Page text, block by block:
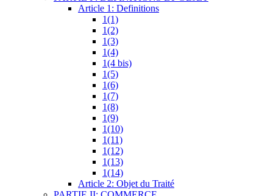
Article 1: Definitions
1(1)
1(2)
1(3)
1(4)
1(4 bis)
1(5)
1(6)
1(7)
1(8)
1(9)
1(10)
1(11)
1(12)
1(13)
1(14)
Article 2: Objet du Traité